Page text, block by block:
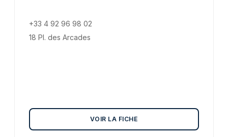
+33 4 92 96 98 02
18 Pl. des Arcades
VOIR LA FICHE